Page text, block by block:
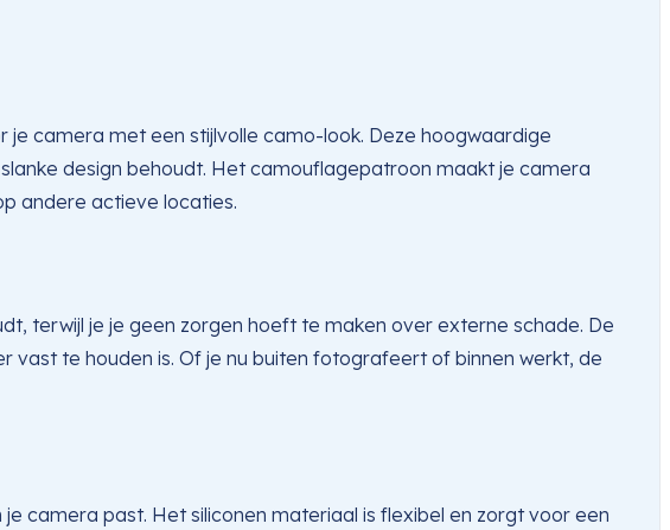
camera met een stijlvolle camo-look. Deze hoogwaardige
design behoudt. Het camouflagepatroon maakt je camera
andere actieve locaties.
terwijl je je geen zorgen hoeft te maken over externe schade. De
te houden is. Of je nu buiten fotografeert of binnen werkt, de
camera past. Het siliconen materiaal is flexibel en zorgt voor een